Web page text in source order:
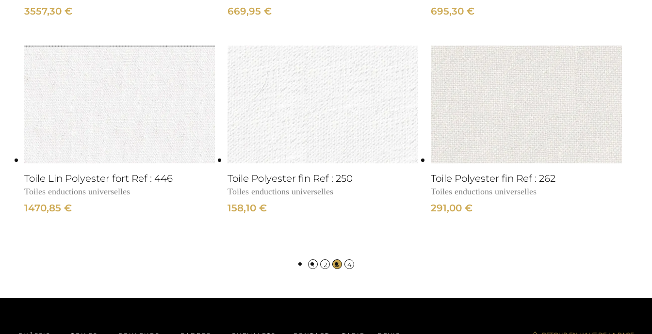
3557,30 € 669,95 € 695,30 €
Toile Lin Polyester fort Ref : 446
Toiles enductions universelles
1470,85 €
3cm
Toile Polyester fin Ref : 250
Toiles enductions universelles
158,10 €
3cm
Toile Polyester fin Ref : 262
Toiles enductions universelles
291,00 €
1 2 3 4